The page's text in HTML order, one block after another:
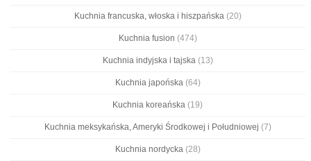
Kuchnia francuska, włoska i hiszpańska(20)
Kuchnia fusion (474)
Kuchnia indyjska i tajska(13)
Kuchnia japońska(64)
Kuchnia koreańska (19)
Kuchnia meksykańska, Ameryki Środkowej i Południowej (7)
Kuchnia nordycka(28)